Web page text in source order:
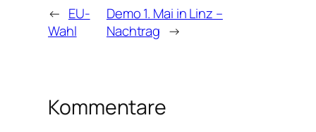
← EU-
Wahl
Demo 1. Mai in Linz –
Nachtrag →
Kommentare